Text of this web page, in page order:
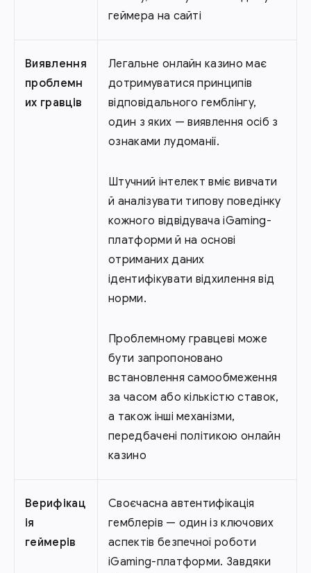
геймера на сайті
Виявлення
проблемн
их гравців
Легальне онлайн казино має
дотримуватися принципів
відповідального гемблінгу,
один з яких — виявлення осіб з
ознаками лудоманії.
Штучний інтелект вміє вивчати
й аналізувати типову поведінку
кожного відвідувача iGaming-
платформи й на основі
отриманих даних
ідентифікувати відхилення від
норми.
Проблемному гравцеві може
бути запропоновано
встановлення самообмеження
за часом або кількістю ставок,
а також інші механізми,
передбачені політикою онлайн
казино
Верифікац
ія
геймерів
Своєчасна автентифікація
гемблерів — один із ключових
аспектів безпечної роботи
iGaming-платформи. Завдяки